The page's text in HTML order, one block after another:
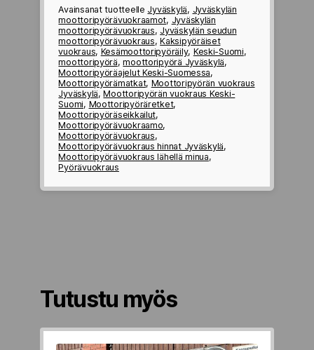
h
n
n
s
t
Avainsanat tuotteelle Jyväskylä, Jyväskylän
moottoripyörävuokraamot, Jyväskylän
moottoripyörävuokraus, Jyväskylän seudun
moottoripyörävuokraus,Kaksipyöräiset
vuokraus, Kesämoottoripyöräily, Keski-Suomi,
moottoripyörä,moottoripyörä Jyväskylä,
Moottoripyöräajelut Keski-Suomessa,
Moottoripyörämatkat, Moottoripyörän vuokraus
Jyväskylä,Moottoripyörän vuokraus Keski-
Suomi, Moottoripyöräretket,
Moottoripyöräseikkailut,
Moottoripyörävuokraamo,
Moottoripyörävuokraus,
Moottoripyörävuokraus hinnat Jyväskylä,
Moottoripyörävuokraus lähellä minua,
Pyörävuokraus
Tutustu myös